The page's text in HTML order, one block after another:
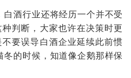
酒行业还将经历一个并不受
判断，大家也许在决策时更
要误导白酒企业延续此前惯
的时候，知道像企鹅那样保